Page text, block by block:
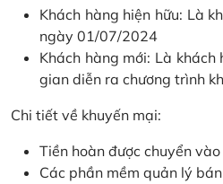
Khách hàng hiện hữu: Là
ngày 01/07/2024
Khách hàng mới: Là
gian diễn ra chương trình
Chi tiết về khuyến mại:
Tiền hoàn được chuyển
Các phần mềm quản lý